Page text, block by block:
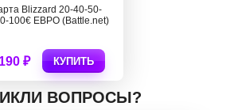
Blizzard 20-40-50-
100€ ЕВРО (Battle.net)
₽ КУПИТЬ
ВОПРОСЫ?